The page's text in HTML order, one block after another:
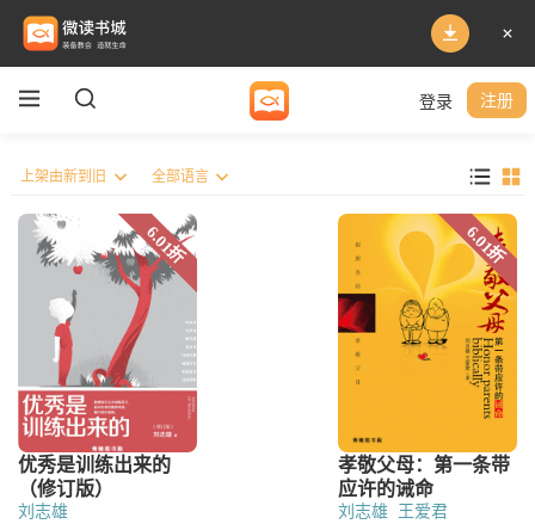
登录 注册
刘志雄 刘志雄 王爱君